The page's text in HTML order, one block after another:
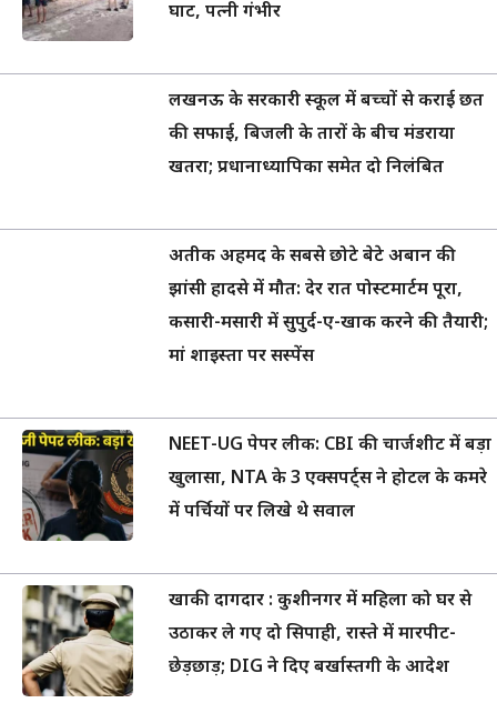
घाट, पत्नी गंभीर
लखनऊ के सरकारी स्कूल में बच्चों से कराई छत
की सफाई, बिजली के तारों के बीच मंडराया
खतरा; प्रधानाध्यापिका समेत दो निलंबित
अतीक अहमद के सबसे छोटे बेटे अबान की
झांसी हादसे में मौत: देर रात पोस्टमार्टम पूरा,
कसारी-मसारी में सुपुर्द-ए-खाक करने की तैयारी;
मां शाइस्ता पर सस्पेंस
NEET-UG पेपर लीक: CBI की चार्जशीट में बड़ा
खुलासा, NTA के 3 एक्सपर्ट्स ने होटल के कमरे
में पर्चियों पर लिखे थे सवाल
खाकी दागदार : कुशीनगर में महिला को घर से
उठाकर ले गए दो सिपाही, रास्ते में मारपीट-
छेड़छाड़; DIG ने दिए बर्खास्तगी के आदेश